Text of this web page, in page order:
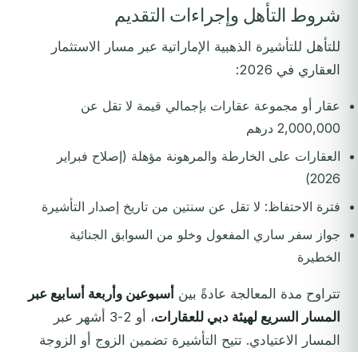
شروط التأهل وإجراءات التقديم
للتأهل للتأشيرة الذهبية الإماراتية عبر مسار الاستثمار
العقاري في 2026:
عقار أو مجموعة عقارات بإجمالي قيمة لا تقل عن
2,000,000 درهم
العقارات على الخارطة والمرهونة مؤهلة (إصلاح فبراير
2026)
فترة الاحتفاظ: لا تقل عن سنتين من تاريخ إصدار التأشيرة
جواز سفر ساري المفعول وخلو من السوابق الجنائية
الخطيرة
تتراوح مدة المعالجة عادةً بين أسبوعين وأربعة أسابيع عبر
المسار السريع لهيئة دبي للعقارات
، أو 2-3 أشهر عبر
المسار الاعتيادي. تتيح التأشيرة تضمين الزوج أو الزوجة